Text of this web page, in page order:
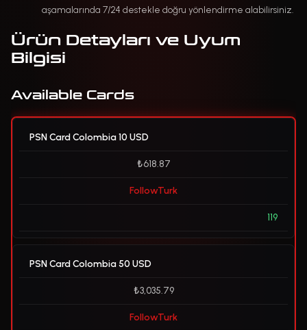
aşamalarında 7/24 destekle doğru yönlendirme alabilirsiniz.
Ürün Detayları ve Uyum
Bilgisi
Available Cards
PSN Card Colombia 10 USD
₺618.87
FollowTurk
119
PSN Card Colombia 50 USD
₺3,035.79
FollowTurk